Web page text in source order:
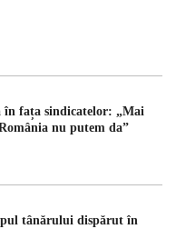
în fața sindicatelor: „Mai
nu putem da”
tânărului dispărut în